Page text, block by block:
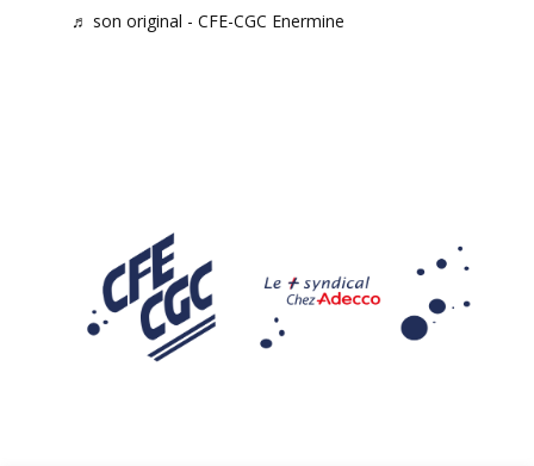
♬ son original - CFE-CGC Enermine